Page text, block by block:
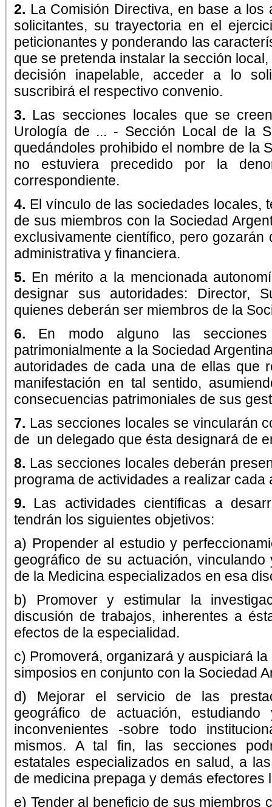
2. La Comisión Directiva, en base a
solicitantes, su trayectoria en el
peticionantes y ponderando las
que se pretenda instalar la sección
decisión inapelable, acceder a lo
suscribirá el respectivo convenio.
3. Las secciones locales que se
Urología de ... - Sección Local de la
quedándoles prohibido el nombre de la
no estuviera precedido por la
correspondiente.
4. El vínculo de las sociedades locales,
de sus miembros con la Sociedad
exclusivamente científico, pero
administrativa y financiera.
5. En mérito a la mencionada
designar sus autoridades: Director,
quienes deberán ser miembros de la
6. En modo alguno las secciones
patrimonialmente a la Sociedad
autoridades de cada una de ellas que
manifestación en tal sentido,
consecuencias patrimoniales de sus
7. Las secciones locales se vincularán
de un delegado que ésta designará de
8. Las secciones locales deberán
programa de actividades a realizar cada
9. Las actividades científicas a
tendrán los siguientes objetivos:
a) Propender al estudio y
geográfico de su actuación,
de la Medicina especializados en esa
b) Promover y estimular la
discusión de trabajos, inherentes a
efectos de la especialidad.
c) Promoverá, organizará y auspiciará
simposios en conjunto con la Sociedad
d) Mejorar el servicio de las
geográfico de actuación,
inconvenientes -sobre todo
mismos. A tal fin, las secciones
estatales especializados en salud, a
de medicina prepaga y demás efectores
e) Tender al beneficio de sus miembros